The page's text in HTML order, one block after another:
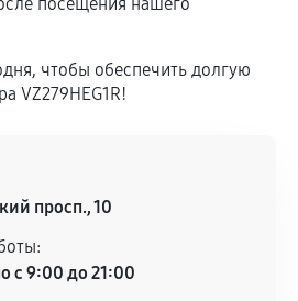
выполнена нашим сервисным
не несет.
чтобы обеспечить долгую
VZ279HEG1R!
просп., 10
с 9:00 до 21:00